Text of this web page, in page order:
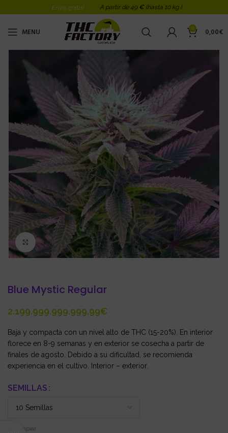
Envio gratis! A partir de 49 € (hasta 10 kg )
MENU 0 0,00€
Click to enlarge
Blue Mystic Regular
€
Baja y compacta con un nivel alto de THC (15-20%). En interior
florece en 8-9 semanas y en exterior se cosecha a partir de
finales de agosto. Debido a su dificultad, se recomienda
experiencia en el cultivo. Interior – exterior.
SEMILLAS
Limpiar